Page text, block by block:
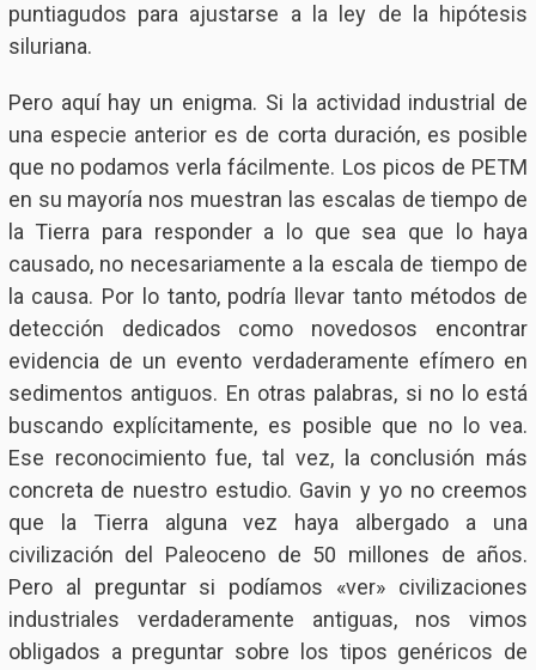
puntiagudos para ajustarse a la ley de la hipótesis
siluriana.
Pero aquí hay un enigma. Si la actividad industrial de
una especie anterior es de corta duración, es posible
que no podamos verla fácilmente. Los picos de PETM
en su mayoría nos muestran las escalas de tiempo de
la Tierra para responder a lo que sea que lo haya
causado, no necesariamente a la escala de tiempo de
la causa. Por lo tanto, podría llevar tanto métodos de
detección dedicados como novedosos encontrar
evidencia de un evento verdaderamente efímero en
sedimentos antiguos. En otras palabras, si no lo está
buscando explícitamente, es posible que no lo vea.
Ese reconocimiento fue, tal vez, la conclusión más
concreta de nuestro estudio. Gavin y yo no creemos
que la Tierra alguna vez haya albergado a una
civilización del Paleoceno de 50 millones de años.
Pero al preguntar si podíamos «ver» civilizaciones
industriales verdaderamente antiguas, nos vimos
obligados a preguntar sobre los tipos genéricos de